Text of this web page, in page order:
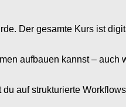
Der gesamte Kurs ist
aufbauen kannst – auch
auf strukturierte